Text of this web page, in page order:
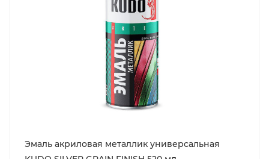
Эмаль акриловая металлик универсальная